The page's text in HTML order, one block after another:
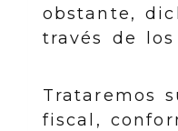
obstante,
través de
Trataremos
fiscal,